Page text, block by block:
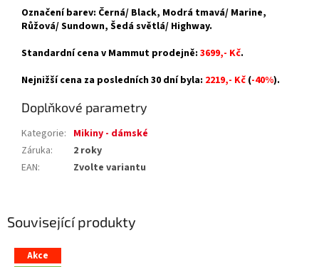
Související produkty
Akce
Označení barev: Černá/ Black, Modrá tmavá/ Marine,
Růžová/ Sundown, Šedá světlá/ Highway.
Standardní cena v Mammut prodejně: 3699,- Kč.
Nejnižší cena za posledních 30 dní byla: 2219,- Kč (-40%).
Doplňkové parametry
Kategorie: Mikiny - dámské
Záruka:
2 roky
EAN: Zvolte variantu